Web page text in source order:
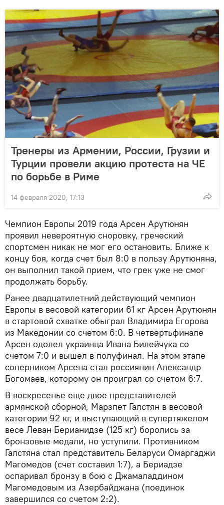
Тренеры из Армении, России, Грузии и
Турции провели акцию протеста на ЧЕ
по борьбе в Риме
14 февраля 2020, 17:13
Чемпион Европы 2019 года Арсен Арутюнян
проявил невероятную сноровку, греческий
спортсмен никак не мог его остановить. Ближе к
концу боя, когда счет был 8:0 в пользу Арутюняна,
он выполнил такой прием, что грек уже не смог
продолжать борьбу.
Ранее двадцатилетний действующий чемпион
Европы в весовой категории 61 кг Арсен Арутюнян
в стартовой схватке обыграл Владимира Егорова
из Македонии со счетом 6:0. В четвертьфинале
Арсен одолел украинца Ивана Билейчука со
счетом 7:0 и вышел в полуфинал. На этом этапе
соперником Арсена стал россиянин Александр
Богомаев, которому он проиграл со счетом 6:7.
В воскресенье еще двое представителей
армянской сборной, Марзпет Галстян в весовой
категории 92 кг, и выступающий в супертяжелом
весе Леван Берианидзе (125 кг) боролись за
бронзовые медали, но уступили. Противником
Галстяна стал представитель Беларуси Омаргаджи
Магомедов (счет составил 1:7), а Бериадзе
оспаривал бронзу в бою с Джамаладдином
Магомедовым из Азербайджана (поединок
завершился со счетом 2։2).